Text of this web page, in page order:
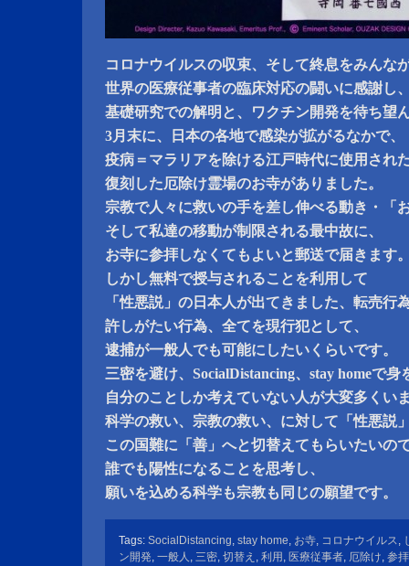
コロナウイルスの収束、そして終息をみんな
世界の医療従事者の臨床対応の闘いに感謝し
基礎研究での解明と、ワクチン開発を待ち望
3月末に、日本の各地で感染が拡がるなかで、
疫病＝マラリアを除ける江戸時代に使用され
復刻した厄除け霊場のお寺がありました。
宗教で人々に救いの手を差し伸べる動き・「
そして私達の移動が制限される最中故に、
お寺に参拝しなくてもよいと郵送で届きます
しかし無料で授与されることを利用して
「性悪説」の日本人が出てきました、転売行
許しがたい行為、全てを現行犯として、
逮捕が一般人でも可能にしたいくらいです。
三密を避け、SocialDistancing、stay homeで身
自分のことしか考えていない人が大変多くい
科学の救い、宗教の救い、に対して「性悪説
この国難に「善」へと切替えてもらいたいの
誰でも陽性になることを思考し、
願いを込める科学も宗教も同じの願望です。
Tags: SocialDistancing, stay home, お寺, コロナウイルス,
ン開発, 一般人 , 三密, 切替え , 利用 , 医療従事者, 厄除け, 参拝